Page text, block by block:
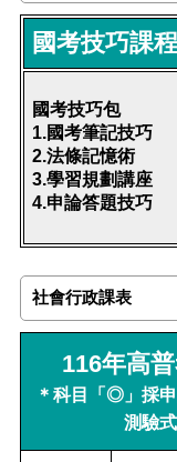
國考技巧課程
國考技巧包
1.國考筆記技巧
2.法條記憶術
3.學習規劃講座
4.申論答題技巧
社會行政課表
116年高
＊科目「◎」採
測驗